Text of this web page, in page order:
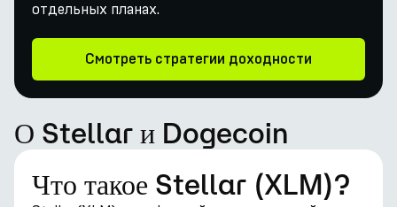
отдельных планах.
Смотреть стратегии доходности
О Stellar и Dogecoin
Что такое Stellar (XLM)?